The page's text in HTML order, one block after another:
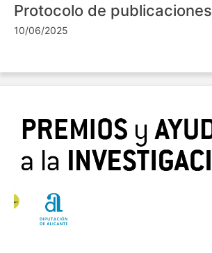
Protocolo de publicaciones
10/06/2025